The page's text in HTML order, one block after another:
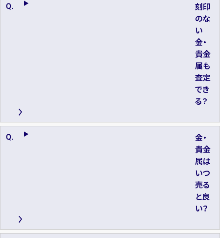
刻印
のな
い
金・
貴金
属も
査定
でき
る？
金・
貴金
属は
いつ
売る
と良
い？